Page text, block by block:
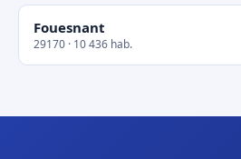
Fouesnant
29170 · 10 436 hab.